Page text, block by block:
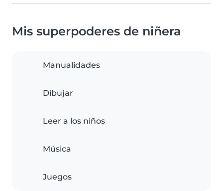
Mis superpoderes de niñera
Manualidades
Dibujar
Leer a los niños
Música
Juegos